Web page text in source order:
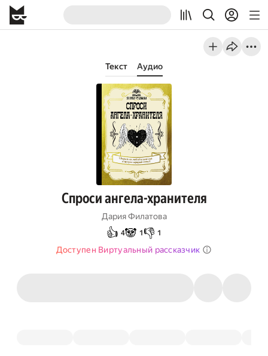
Текст Аудио
Спроси ангела-хранителя
Дария Филатова
👍 4🐼 1 👎 1
Доступен Виртуальный рассказчик